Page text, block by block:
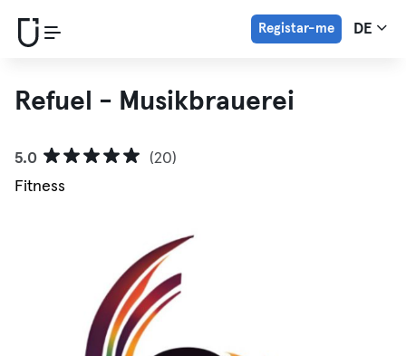
Registar-me DE
Refuel - Musikbrauerei
5.0
(20)
Fitness